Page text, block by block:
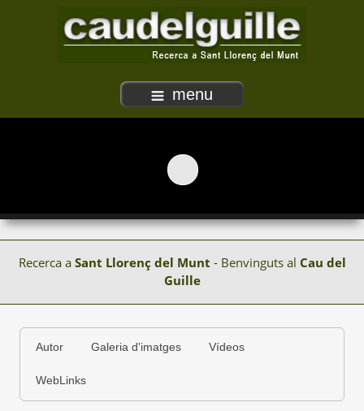
menu
Recerca a Sant Llorenç del Munt - Benvinguts al Cau del
Guille
Autor Galeria d'imatges Vídeos
WebLinks